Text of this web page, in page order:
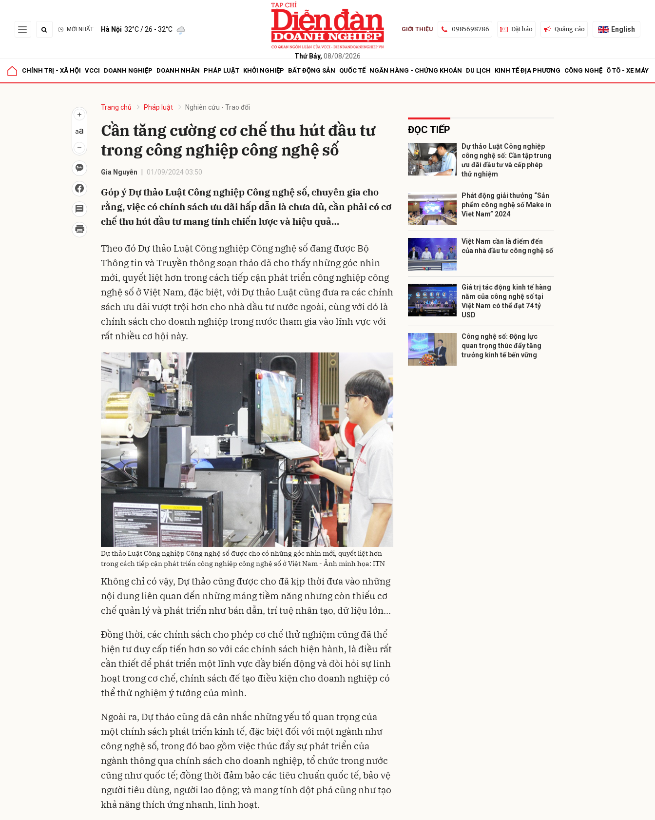
MỚI NHẤT Hà Nội 32°C/ 26 - 32°C
Thứ Bảy, 08/08/2026
GIỚI THIỆU 0985698786 Đặt báo Quảng cáo English
CHÍNH TRỊ - XÃ HỘI VCCI DOANH NGHIỆP DOANH NHÂN PHÁP LUẬT KHỞI NGHIỆP BẤT ĐỘNG SẢN QUỐC TẾ NGÂN HÀNG - CHỨNG KHOÁN DU LỊCH KINH TẾ ĐỊA PHƯƠNG CÔNG NGHỆ Ô TÔ - XE MÁY
Trang chủ Pháp luật Nghiên cứu - Trao đổi
Cần tăng cường cơ chế thu hút đầu tư
trong công nghiệp công nghệ số
Gia Nguyễn 01/09/2024 03:50
Góp ý Dự thảo Luật Công nghiệp Công nghệ số, chuyên gia cho
rằng, việc có chính sách ưu đãi hấp dẫn là chưa đủ, cần phải có cơ
chế thu hút đầu tư mang tính chiến lược và hiệu quả…
Theo đó Dự thảo Luật Công nghiệp Công nghệ số đang được Bộ
Thông tin và Truyền thông soạn thảo đã cho thấy những góc nhìn
mới, quyết liệt hơn trong cách tiếp cận phát triển công nghiệp công
nghệ số ở Việt Nam, đặc biệt, với Dự thảo Luật cũng đưa ra các chính
sách ưu đãi vượt trội hơn cho nhà đầu tư nước ngoài, cùng với đó là
chính sách cho doanh nghiệp trong nước tham gia vào lĩnh vực với
rất nhiều cơ hội này.
Dự thảo Luật Công nghiệp Công nghệ số được cho có những góc nhìn mới, quyết liệt hơn
trong cách tiếp cận phát triển công nghiệp công nghệ số ở Việt Nam - Ảnh minh họa: ITN
Không chỉ có vậy, Dự thảo cũng được cho đã kịp thời đưa vào những
nội dung liên quan đến những mảng tiềm năng nhưng còn thiếu cơ
chế quản lý và phát triển như bán dẫn, trí tuệ nhân tạo, dữ liệu lớn...
Đồng thời, các chính sách cho phép cơ chế thử nghiệm cũng đã thể
hiện tư duy cấp tiến hơn so với các chính sách hiện hành, là điều rất
cần thiết để phát triển một lĩnh vực đầy biến động và đòi hỏi sự linh
hoạt trong cơ chế, chính sách để tạo điều kiện cho doanh nghiệp có
thể thử nghiệm ý tưởng của mình.
Ngoài ra, Dự thảo cũng đã cân nhắc những yếu tố quan trọng của
một chính sách phát triển kinh tế, đặc biệt đối với một ngành như
công nghệ số, trong đó bao gồm việc thúc đẩy sự phát triển của
ngành thông qua chính sách cho doanh nghiệp, tổ chức trong nước
cũng như quốc tế; đồng thời đảm bảo các tiêu chuẩn quốc tế, bảo vệ
người tiêu dùng, người lao động; và mang tính đột phá cũng như tạo
khả năng thích ứng nhanh, linh hoạt.
ĐỌC TIẾP
Dự thảo Luật Công nghiệp
công nghệ số: Cần tập trung
ưu đãi đầu tư và cấp phép
thử nghiệm
Phát động giải thưởng “Sản
phẩm công nghệ số Make in
Viet Nam” 2024
Việt Nam cần là điểm đến
của nhà đầu tư công nghệ số
Giá trị tác động kinh tế hàng
năm của công nghệ số tại
Việt Nam có thể đạt 74 tỷ
USD
Công nghệ số: Động lực
quan trọng thúc đẩy tăng
trưởng kinh tế bến vững
Gửi